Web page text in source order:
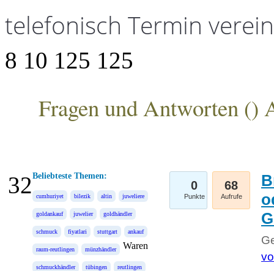
telefonisch Termin
8 10 125 125
Fragen und Antworten ()
Beliebteste Themen:
cumhuriyet bilezik altin juweliere
goldankauf juwelier goldhändler
schmuck fiyatlari stuttgart ankauf
raum-reutlingen münzhändler
schmuckhändler tübingen reutlingen
Waren
0
Punkte
68
Aufrufe
32